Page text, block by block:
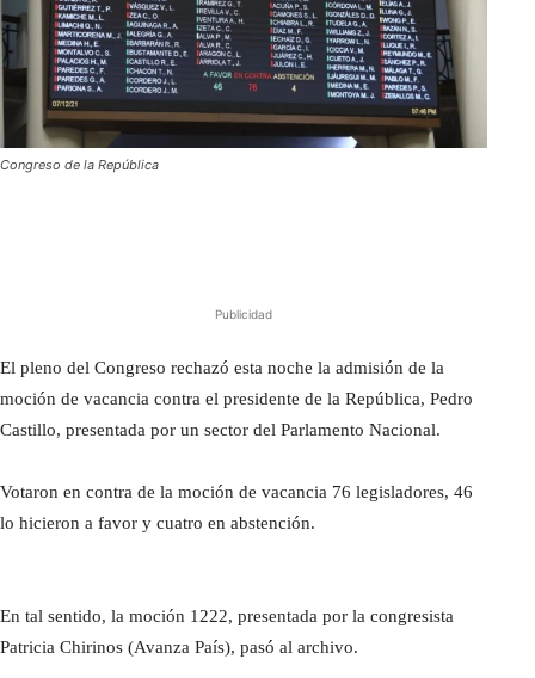
Congreso de la República
Publicidad
El pleno del Congreso rechazó esta noche la admisión de la
moción de vacancia contra el presidente de la República, Pedro
Castillo, presentada por un sector del Parlamento Nacional.
Votaron en contra de la moción de vacancia 76 legisladores, 46
lo hicieron a favor y cuatro en abstención.
En tal sentido, la moción 1222, presentada por la congresista
Patricia Chirinos (Avanza País), pasó al archivo.